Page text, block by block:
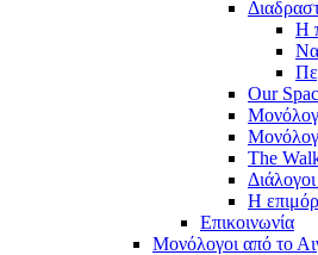
Η
Να
Our
The
Η
Επικοινωνία
Μονόλογοι από το